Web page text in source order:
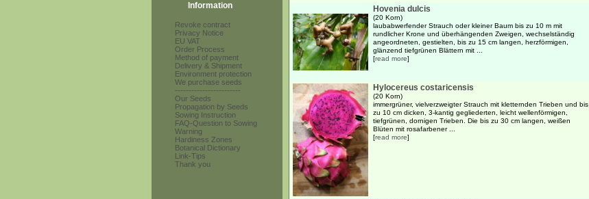
Information
Revoke contract
Privacy Notice
EU VAT
Order Process
Method of payment
Delivery & Shipment
Environment protection
We purchase seeds
------------------------
Our Seeds
Propagation by Seeds
Sowing Instruction
FAQ-Question to Sowing
Warning
Hardiness Zones
Botanical Dictionary
Link-Tips
Thank you
Hovenia dulcis
(20 Korn)
laubabwerfender Strauch oder kleiner Baum bis zu 10 m mit
rundlicher Krone und überhängenden Zweigen, wechselständig
angeordneten, gestielten, bis zu 15 cm langen, herzförmigen,
glänzend tiefgrünen Blättern mit ...
[read more]
Hylocereus costaricensis
(20 Korn)
immergrüner, vielverzweigter Strauch mit kletternden Trieben und bis
zu 10 cm dicken, 3-kantig gegliederten, leicht wellenförmigen,
tiefgrünen, dornigen Trieben. Die bis zu 30 cm langen, weißen
Blüten mit rosafarbener ...
[read more]